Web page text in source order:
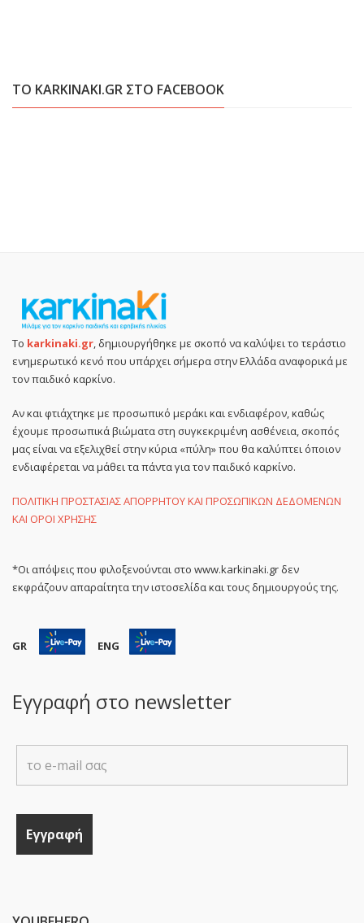
ΤΟ KARKINAKI.GR ΣΤΟ FACEBOOK
Το karkinaki.gr, δημιουργήθηκε με σκοπό να καλύψει το τεράστιο
ενημερωτικό κενό που υπάρχει σήμερα στην Ελλάδα αναφορικά με
τον παιδικό καρκίνο.
Αν και φτιάχτηκε με προσωπικό μεράκι και ενδιαφέρον, καθώς
έχουμε προσωπικά βιώματα στη συγκεκριμένη ασθένεια, σκοπός
μας είναι να εξελιχθεί στην κύρια «πύλη» που θα καλύπτει όποιον
ενδιαφέρεται να μάθει τα πάντα για τον παιδικό καρκίνο.
ΠΟΛΙΤΙΚΗ ΠΡΟΣΤΑΣΙΑΣ ΑΠΟΡΡΗΤΟΥ ΚΑΙ ΠΡΟΣΩΠΙΚΩΝ ΔΕΔΟΜΕΝΩΝ
ΚΑΙ ΟΡΟΙ ΧΡΗΣΗΣ
*Οι απόψεις που φιλοξενούνται στο www.karkinaki.gr δεν
εκφράζουν απαραίτητα την ιστοσελίδα και τους δημιουργούς της.
GR ENG
Εγγραφή στο newsletter